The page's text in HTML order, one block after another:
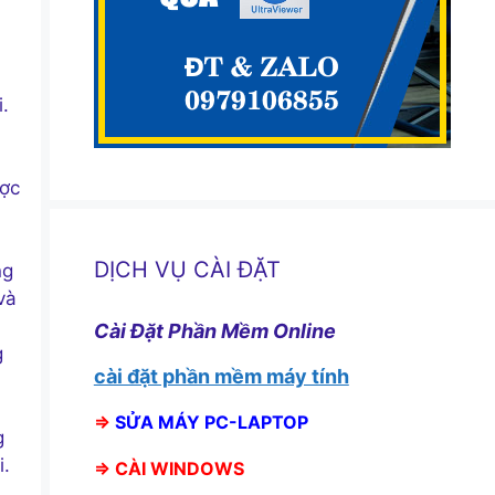
DỊCH VỤ CÀI ĐẶT
Cài Đặt Phần Mềm Online
cài đặt phần mềm máy tính
⇒ SỬA MÁY PC-LAPTOP
⇒ CÀI WINDOWS